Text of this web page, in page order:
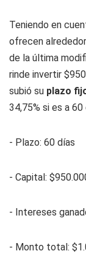
Teniendo en
ofrecen
de la última
rinde invertir
subió su plazo
34,75% si es a 60
- Plazo: 60 días
- Capital:
- Intereses
- Monto total: